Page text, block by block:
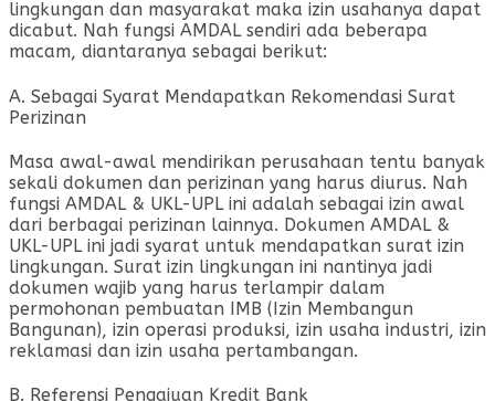
lingkungan dan masyarakat maka izin usahanya dapat
dicabut. Nah fungsi AMDAL sendiri ada beberapa
macam, diantaranya sebagai berikut:
A. Sebagai Syarat Mendapatkan Rekomendasi Surat
Perizinan
Masa awal-awal mendirikan perusahaan tentu banyak
sekali dokumen dan perizinan yang harus diurus. Nah
fungsi AMDAL & UKL-UPL ini adalah sebagai izin awal
dari berbagai perizinan lainnya. Dokumen AMDAL &
UKL-UPL ini jadi syarat untuk mendapatkan surat izin
lingkungan. Surat izin lingkungan ini nantinya jadi
dokumen wajib yang harus terlampir dalam
permohonan pembuatan IMB (Izin Membangun
Bangunan), izin operasi produksi, izin usaha industri, izin
reklamasi dan izin usaha pertambangan.
B. Referensi Pengajuan Kredit Bank